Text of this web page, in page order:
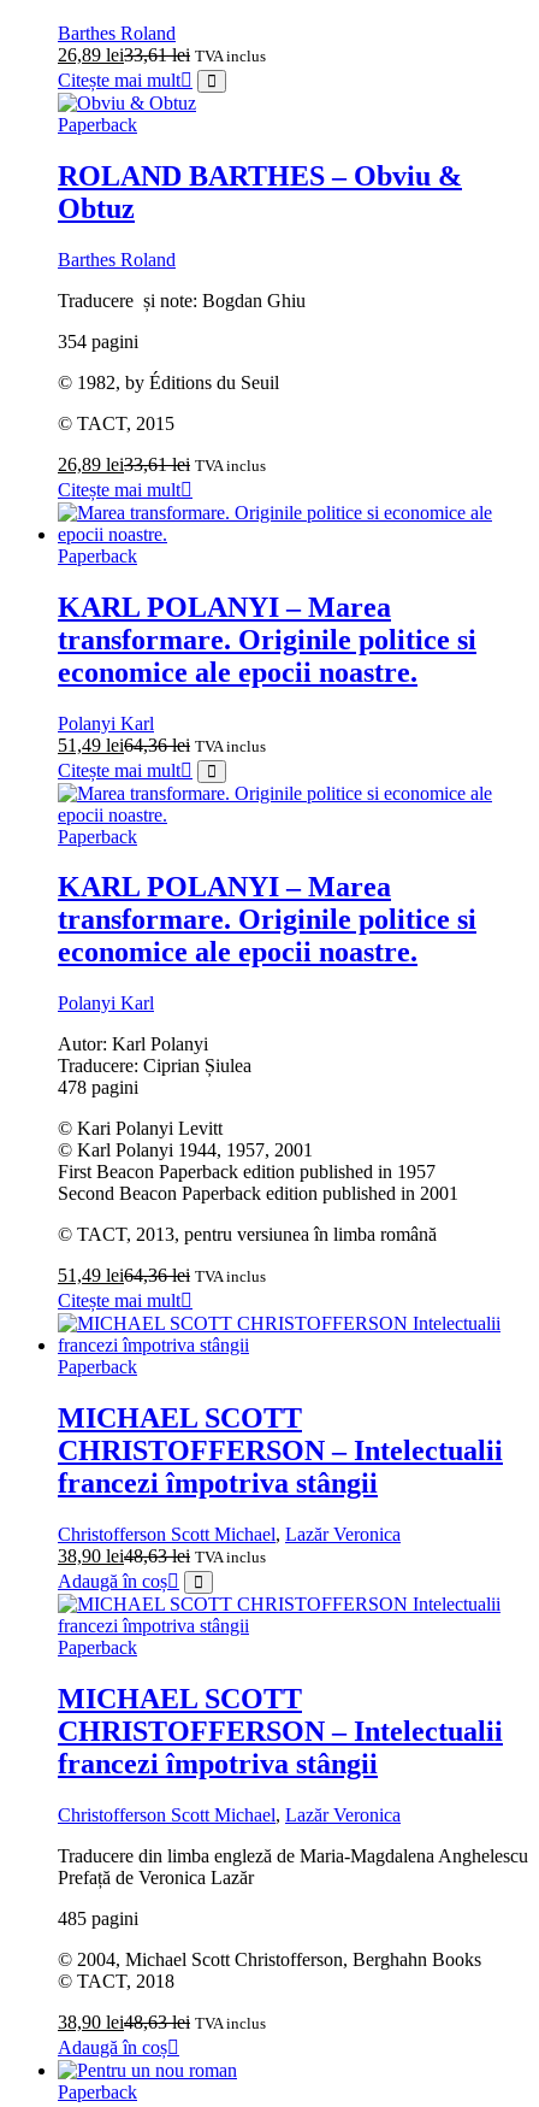
Barthes Roland
26,89 lei33,61lei TVA inclus
Citește mai mult
Paperback
ROLAND BARTHES – Obviu &
Obtuz
Barthes Roland
Traducere și note: Bogdan Ghiu
354 pagini
© 1982, by Éditions du Seuil
© TACT, 2015
26,89 lei33,61lei TVA inclus
Citește mai mult
Paperback
KARL POLANYI – Marea
transformare. Originile politice si
economice ale epocii noastre.
Polanyi Karl
51,49 lei64,36lei TVA inclus
Citește mai mult
Paperback
KARL POLANYI – Marea
transformare. Originile politice si
economice ale epocii noastre.
Polanyi Karl
Autor: Karl Polanyi
Traducere: Ciprian Șiulea
478 pagini
© Kari Polanyi Levitt
© Karl Polanyi 1944, 1957, 2001
First Beacon Paperback edition published in 1957
Second Beacon Paperback edition published in 2001
© TACT, 2013, pentru versiunea în limba română
51,49 lei64,36lei TVA inclus
Citește mai mult
Paperback
MICHAEL SCOTT
CHRISTOFFERSON – Intelectualii
francezi împotriva stângii
Christofferson Scott Michael, Lazăr Veronica
38,90 lei48,63lei TVA inclus
Adaugă în coș
Paperback
MICHAEL SCOTT
CHRISTOFFERSON – Intelectualii
francezi împotriva stângii
Christofferson Scott Michael, Lazăr Veronica
Traducere din limba engleză de Maria-Magdalena Anghelescu
Prefață de Veronica Lazăr
485 pagini
© 2004, Michael Scott Christofferson, Berghahn Books
© TACT, 2018
38,90 lei48,63lei TVA inclus
Adaugă în coș
Paperback